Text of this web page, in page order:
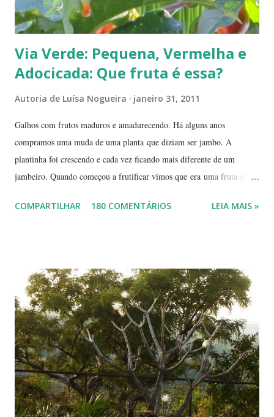
Via Verde: Pequena, Vermelha e
Adocicada: Que fruta é essa?
Autoria de Luísa Nogueira janeiro 31, 2011
Galhos com frutos maduros e amadurecendo. Há alguns anos
compramos uma muda de uma planta que diziam ser jambo. A
plantinha foi crescendo e cada vez ficando mais diferente de um
jambeiro. Quando começou a frutificar vimos que era uma fruta que
pequena, tem mais ou menos um quarto do tamanho de um jambo,
mostrar a polpa. A pele é bem fininha... Cada uma das
frutinhas possui duas sementes, parecendo uma semente dividida.
Duas frutinhas ao lado de um jambo. Essa foto foi feita ontem,
domingo, após a colheita. ----------------------------
COMPARTILHAR 180 COMENTÁRIOS LEIA MAIS »